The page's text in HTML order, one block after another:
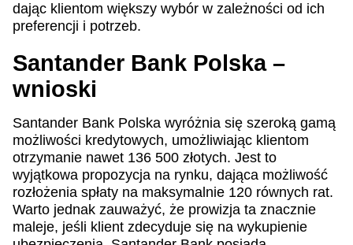
dając klientom większy wybór w zależności od ich
preferencji i potrzeb.
Santander Bank Polska –
wnioski
Santander Bank Polska wyróżnia się szeroką gamą
możliwości kredytowych, umożliwiając klientom
otrzymanie nawet 136 500 złotych. Jest to
wyjątkowa propozycja na rynku, dająca możliwość
rozłożenia spłaty na maksymalnie 120 równych rat.
Warto jednak zauważyć, że prowizja ta znacznie
maleje, jeśli klient zdecyduje się na wykupienie